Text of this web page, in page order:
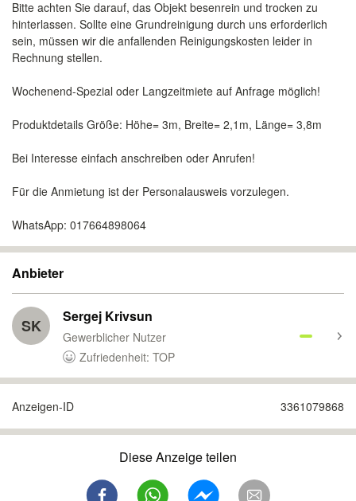
Bitte achten Sie darauf, das Objekt besenrein und trocken zu
hinterlassen. Sollte eine Grundreinigung durch uns erforderlich
sein, müssen wir die anfallenden Reinigungskosten leider in
Rechnung stellen.
​Wochenend-Spezial oder Langzeitmiete auf Anfrage möglich!
​Produktdetails ​Größe: Höhe= 3m, Breite= 2,1m, Länge= 3,8m
Bei Interesse einfach anschreiben oder Anrufen!
Für die Anmietung ist der Personalausweis vorzulegen.
WhatsApp: 017664898064
Anbieter
SK Sergej Krivsun
Gewerblicher Nutzer
Zufriedenheit: TOP
Anzeigen-ID 3361079868
Diese Anzeige teilen